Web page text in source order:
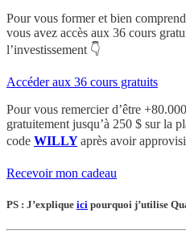
Pour vous former et bien
vous avez accès aux 36 cours
l’investissement 👇
Accéder aux 36 cours gratuits
Pour vous remercier d’être
gratuitement jusqu’à 250 $ sur la
code WILLY après avoir
Recevoir mon cadeau
PS : J’explique ici pourquoi j’utilise